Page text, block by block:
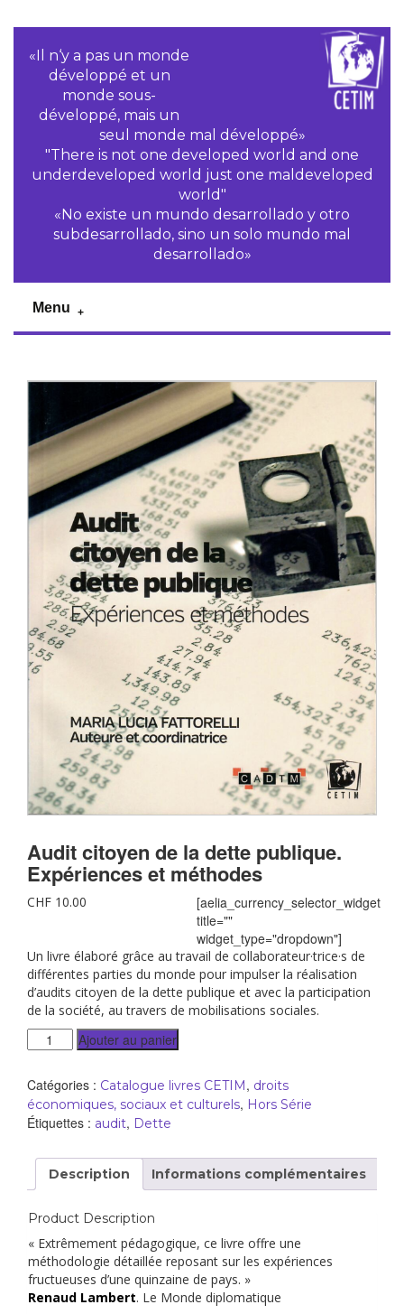
«Il n‘y a pas un monde
développé et un
monde sous-
développé, mais un
seul monde mal développé»
"There is not one developed world and one
underdeveloped world just one maldeveloped
world"
«No existe un mundo desarrollado y otro
subdesarrollado, sino un solo mundo mal
desarrollado»
Menu
Audit citoyen de la dette publique.
Expériences et méthodes
[aelia_currency_selector_widget
title=""
widget_type="dropdown"]
CHF 10.00
Un livre élaboré grâce au travail de collaborateur·trice·s de
différentes parties du monde pour impulser la réalisation
d’audits citoyen de la dette publique et avec la participation
de la société, au travers de mobilisations sociales.
Ajouter au panier
Catégories : Catalogue livres CETIM, droits
économiques, sociaux et culturels, Hors Série
Étiquettes : audit, Dette
Description Informations complémentaires
Product Description
« Extrêmement pédagogique, ce livre offre une
méthodologie détaillée reposant sur les expériences
fructueuses d’une quinzaine de pays. »
Renaud Lambert. Le Monde diplomatique